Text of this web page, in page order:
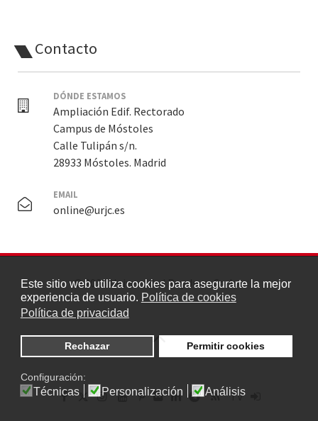
Este sitio web utiliza cookies para asegurarte la mejor
experiencia de usuario. Política de cookies
Política de privacidad
Rechazar Permitir cookies
Configuración:
Técnicas Personalización Análisis
Contacto
DÓNDE ESTAMOS
Ampliación Edif. Rectorado
Campus de Móstoles
Calle Tulipán s/n.
28933 Móstoles. Madrid
EMAIL
online@urjc.es
© 2026 Universidad Rey Juan Carlos
TV